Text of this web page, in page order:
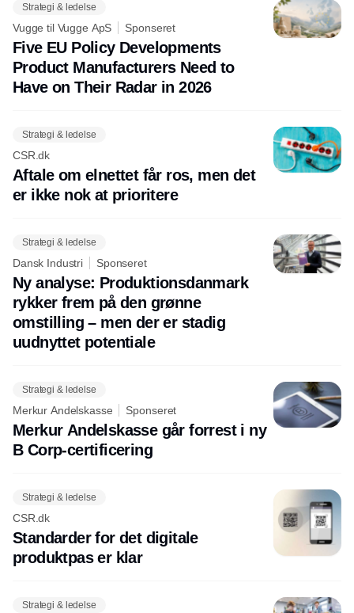
Strategi & ledelse
Vugge til Vugge ApS Sponseret
Five EU Policy Developments
Product Manufacturers Need to
Have on Their Radar in 2026
Strategi & ledelse
CSR.dk
Aftale om elnettet får ros, men det
er ikke nok at prioritere
Strategi & ledelse
Dansk Industri Sponseret
Ny analyse: Produktionsdanmark
rykker frem på den grønne
omstilling – men der er stadig
uudnyttet potentiale
Strategi & ledelse
Merkur Andelskasse Sponseret
Merkur Andelskasse går forrest i ny
B Corp-certificering
Strategi & ledelse
CSR.dk
Standarder for det digitale
produktpas er klar
Strategi & ledelse